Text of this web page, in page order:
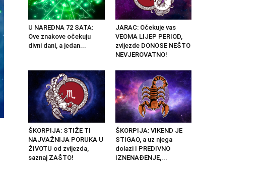
U NAREDNA 72 SATA:
Ove znakove očekuju
divni dani, a jedan...
JARAC: Očekuje vas
VEOMA LIJEP PERIOD,
zvijezde DONOSE NEŠTO
NEVJEROVATNO!
ŠKORPIJA: STIŽE TI
NAJVAŽNIJA PORUKA U
ŽIVOTU od zvijezda,
saznaj ZAŠTO!
ŠKORPIJA: VIKEND JE
STIGAO, a uz njega
dolazi I PREDIVNO
IZNENAĐENJE,...